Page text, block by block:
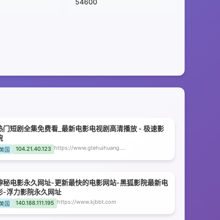
54600
门短剧全集免费看_最新电影电视剧高清播放 - 极速影
国 104.21.40.123 https://www.gtehuihuang.com
秘电影永久网址-更新最快的电影网站-黑狐影院最新电
-浮力影院永久网址
国 140.188.111.195 https://www.kjbbt.com